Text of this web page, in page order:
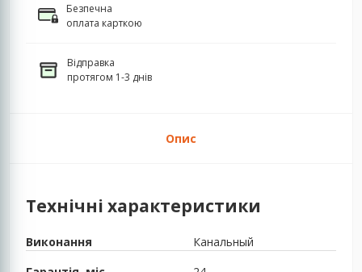
Безпечна
оплата карткою
Відправка
протягом 1-3 днів
Опис
Технічні характеристики
Виконання
Канальный